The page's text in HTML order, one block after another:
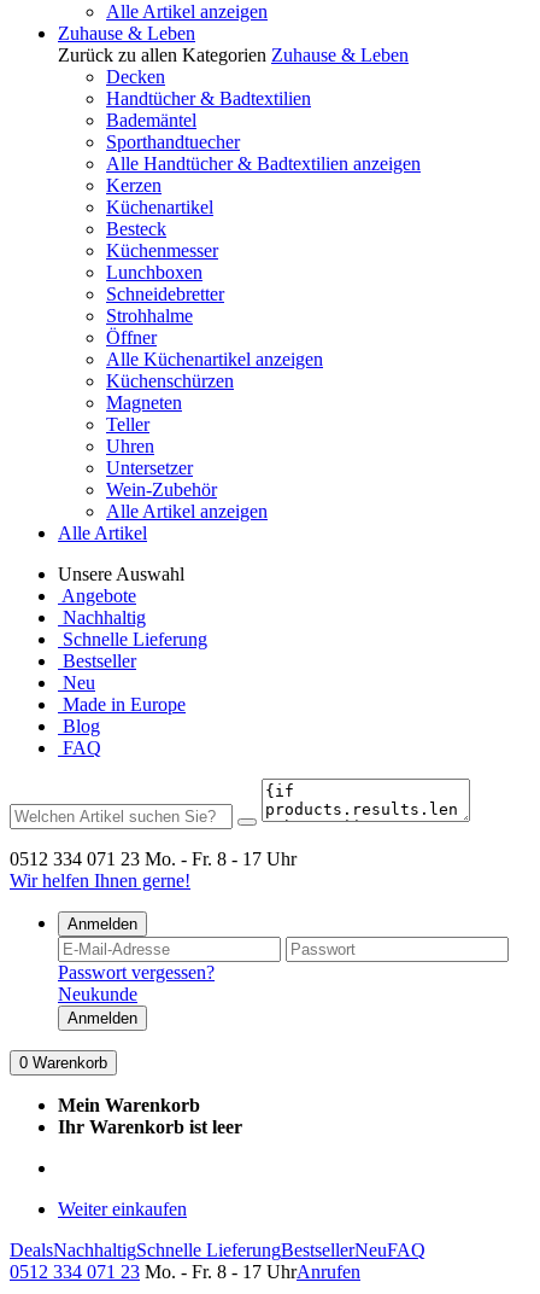
Alle Artikel anzeigen
Zuhause & Leben
Zurück zu allen Kategorien Zuhause & Leben
Decken
Handtücher & Badtextilien
Bademäntel
Sporthandtuecher
Alle Handtücher & Badtextilien anzeigen
Kerzen
Küchenartikel
Besteck
Küchenmesser
Lunchboxen
Schneidebretter
Strohhalme
Öffner
Alle Küchenartikel anzeigen
Küchenschürzen
Magneten
Teller
Uhren
Untersetzer
Wein-Zubehör
Alle Artikel anzeigen
Alle Artikel
Unsere Auswahl
Angebote
Nachhaltig
Schnelle Lieferung
Bestseller
Neu
Made in Europe
Blog
FAQ
0512 334 071 23 Mo. - Fr. 8 - 17 Uhr
Wir helfen Ihnen gerne!
Anmelden
Passwort vergessen?
Neukunde
Anmelden
0 Warenkorb
Mein Warenkorb
Ihr Warenkorb ist leer
Weiter einkaufen
DealsNachhaltigSchnelle LieferungBestsellerNeuFAQ
0512 334 071 23 Mo. - Fr. 8 - 17 UhrAnrufen